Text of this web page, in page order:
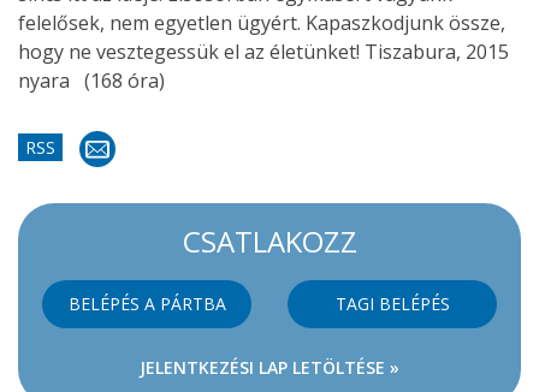
felelősek, nem egyetlen ügyért. Kapaszkodjunk össze,
hogy ne vesztegessük el az életünket! Tiszabura, 2015
nyara (168 óra)
RSS
CSATLAKOZZ
BELÉPÉS A PÁRTBA TAGI BELÉPÉS
JELENTKEZÉSI LAP LETÖLTÉSE »